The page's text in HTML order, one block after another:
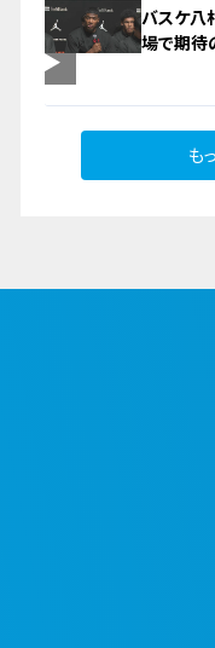
バスケ八
場で期待
で戦う
も